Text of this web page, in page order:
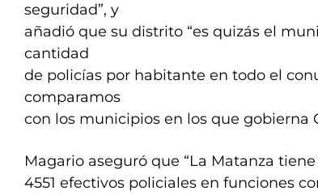
seguridad”, y
añadió que su distrito “es quizás el
cantidad
de policías por habitante en todo el
comparamos
con los municipios en los que gobierna
Magario aseguró que “La Matanza
4551 efectivos policiales en funciones